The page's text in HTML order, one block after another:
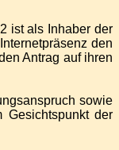
ist als Inhaber der
den
Antrag auf ihren
sowie
Gesichtspunkt der